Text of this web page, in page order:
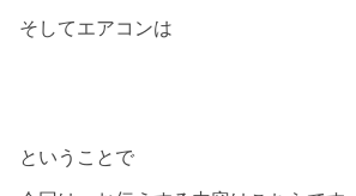
そしてエアコンは
ということで